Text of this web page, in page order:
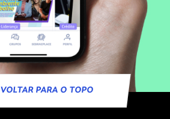
VOLTAR PARA O TOPO